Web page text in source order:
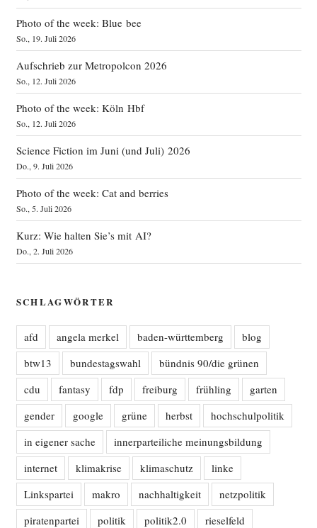
Photo of the week: Blue bee
So., 19. Juli 2026
Aufschrieb zur Metropolcon 2026
So., 12. Juli 2026
Photo of the week: Köln Hbf
So., 12. Juli 2026
Science Fiction im Juni (und Juli) 2026
Do., 9. Juli 2026
Photo of the week: Cat and berries
So., 5. Juli 2026
Kurz: Wie halten Sie’s mit AI?
Do., 2. Juli 2026
SCHLAGWÖRTER
afd angela merkel baden-württemberg
blog
btw13
bundestagswahl
bündnis 90/die grünen
cdu
fantasy fdp freiburg frühling
garten
gender
google grüne herbst
hochschulpolitik
in eigener sache
innerparteiliche meinungsbildung
internet
klimakrise klimaschutz
linke
Linkspartei
makro nachhaltigkeit
netzpolitik
piratenpartei
politik politik2.0
rieselfeld